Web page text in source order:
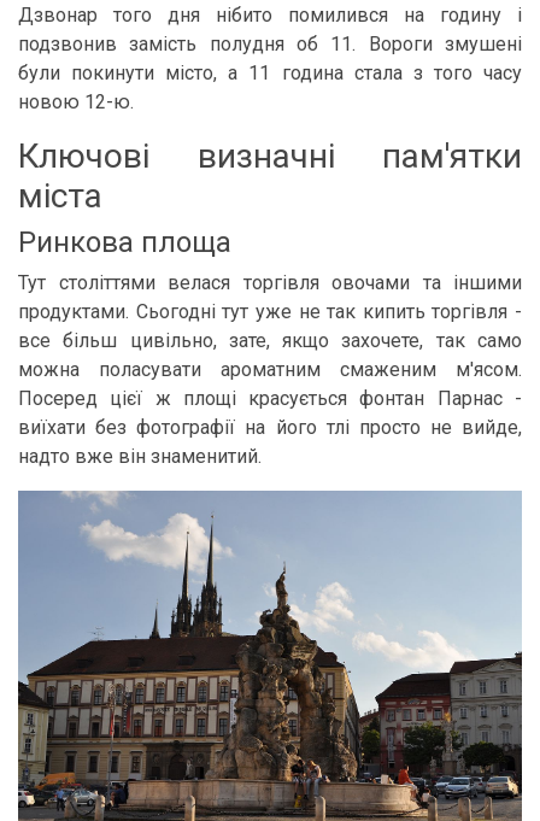
Дзвонар того дня нібито помилився на годину і
подзвонив замість полудня об 11. Вороги змушені
були покинути місто, а 11 година стала з того часу
новою 12-ю.
Ключові визначні пам'ятки
міста
Ринкова площа
Тут століттями велася торгівля овочами та іншими
продуктами. Сьогодні тут уже не так кипить торгівля -
все більш цивільно, зате, якщо захочете, так само
можна поласувати ароматним смаженим м'ясом.
Посеред цієї ж площі красується фонтан Парнас -
виїхати без фотографії на його тлі просто не вийде,
надто вже він знаменитий.